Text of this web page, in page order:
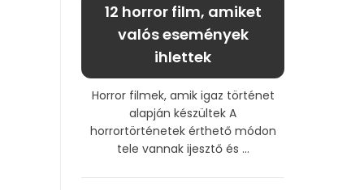
12 horror film, amiket
valós események
ihlettek
Horror filmek, amik igaz történet
alapján készültek A
horrortörténetek érthető módon
tele vannak ijesztő és ...